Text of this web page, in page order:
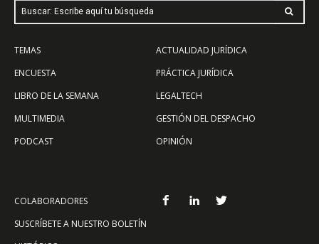
Buscar: Escribe aquí tu búsqueda
TEMAS
ENCUESTA
LIBRO DE LA SEMANA
MULTIMEDIA
PODCAST
ACTUALIDAD JURÍDICA
PRÁCTICA JURÍDICA
LEGALTECH
GESTIÓN DEL DESPACHO
OPINIÓN
COLABORADORES
SUSCRÍBETE A NUESTRO BOLETÍN